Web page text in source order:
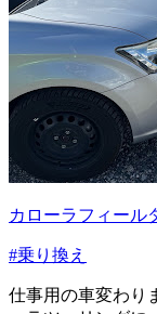
カローラフィール
#乗り換え
仕事用の車変わり